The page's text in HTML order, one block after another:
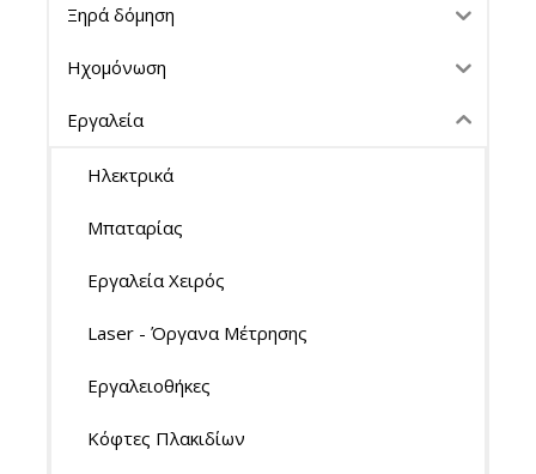
Ξηρά δόμηση
Ηχομόνωση
Εργαλεία
Ηλεκτρικά
Μπαταρίας
Εργαλεία Χειρός
Laser - Όργανα Μέτρησης
Εργαλειοθήκες
Κόφτες Πλακιδίων